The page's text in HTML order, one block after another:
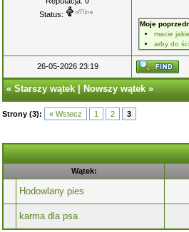
Status:
Moje
macie
arby do
26-05-2026 23:19
«Starszy wątek|Nowszy wątek»
Strony (3): « Wstecz 1 2 3
Wątek:
Hodowlany pies
karma dla psa